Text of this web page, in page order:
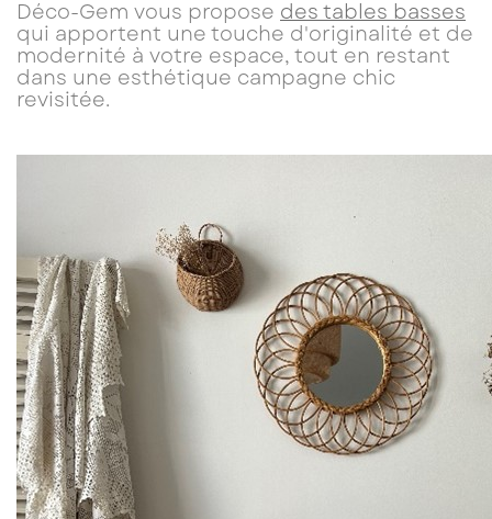
Déco-Gem vous propose des tables basses
qui apportent une touche d'originalité et de
modernité à votre espace, tout en restant
dans une esthétique campagne chic
revisitée.